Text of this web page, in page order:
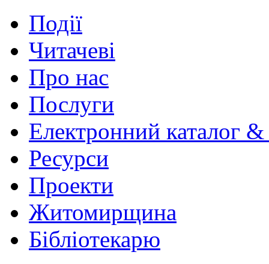
Події
Читачеві
Про нас
Послуги
Електронний каталог
Ресурси
Проекти
Житомирщина
Бібліотекарю